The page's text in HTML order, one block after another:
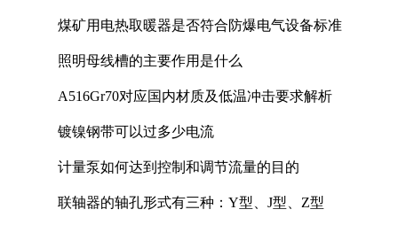
煤矿用电热取暖器是否符合防爆电气设备标准
照明母线槽的主要作用是什么
A516Gr70对应国内材质及低温冲击要求解析
镀镍钢带可以过多少电流
计量泵如何达到控制和调节流量的目的
联轴器的轴孔形式有三种：Y型、J型、Z型